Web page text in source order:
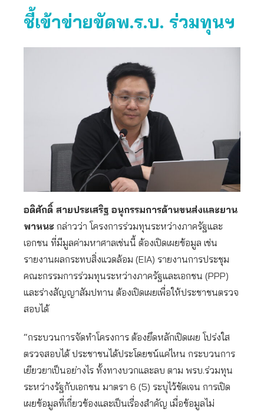
ชี้เข้าข่ายขัดพ.ร.บ. ร่วมทุนฯ
อดิศักดิ์ สายประเสริฐ อนุกรรมการด้านขนส่งและยาน
พาหนะ กล่าวว่า โครงการร่วมทุนระหว่างภาครัฐและ
เอกชน ที่มีมูลค่ามหาศาลเช่นนี้ ต้องเปิดเผยข้อมูล เช่น
รายงานผลกระทบสิ่งแวดล้อม (EIA) รายงานการประชุม
คณะกรรมการร่วมทุนระหว่างภาครัฐและเอกชน (PPP)
และร่างสัญญาสัมปทาน ต้องเปิดเผยเพื่อให้ประชาชนตรวจ
สอบได้
“กระบวนการจัดทำโครงการ ต้องยึดหลักเปิดเผย โปร่งใส
ตรวจสอบได้ ประชาชนได้ประโดยชน์แค่ไหน กระบวนการ
เยียวยาเป็นอย่างไร ทั้งทางบวกและลบ ตาม พรบ.ร่วมทุน
ระหว่างรัฐกับเอกชน มาตรา 6 (5) ระบุไว้ชัดเจน การเปิด
เผยข้อมูลที่เกี่ยวข้องและเป็นเรื่องสำคัญ เมื่อข้อมูลไม่